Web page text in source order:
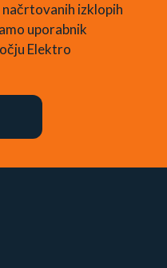
načrtovanih izklopih
uporabnik
Elektro